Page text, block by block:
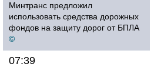
Минтранс предложил
использовать средства дорожных
фондов на защиту дорог от БПЛА
©
07:39